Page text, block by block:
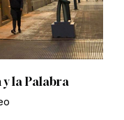
y la Palabra